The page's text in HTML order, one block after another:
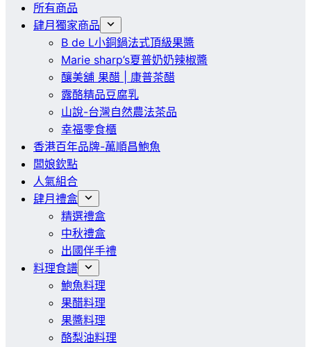
所有商品
肆月獨家商品
B de L小銅鍋法式頂級果醬
Marie sharp’s夏普奶奶辣椒醬
釀美舖 果醋 | 康普茶醋
露酪精品豆腐乳
山說-台灣自然農法茶品
幸福零食櫃
香港百年品牌-萬順昌鮑魚
闆娘欽點
人氣組合
肆月禮盒
精選禮盒
中秋禮盒
出國伴手禮
料理食譜
鮑魚料理
果醋料理
果醬料理
酪梨油料理